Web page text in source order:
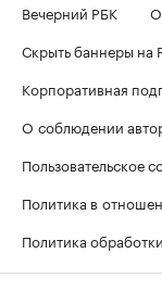
Вечерний РБК
О
Скрыть баннеры на
Корпоративная
О соблюдении
Пользовательское
Политика в
Политика